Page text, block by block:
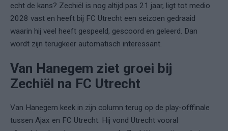
echt de kans? Zechiël is nog altijd pas 21 jaar, ligt tot medio
2028 vast en heeft bij FC Utrecht een seizoen gedraaid
waarin hij veel heeft gespeeld, gescoord en geleerd. Dan
wordt zijn terugkeer automatisch interessant.
Van Hanegem ziet groei bij
Zechiël na FC Utrecht
Van Hanegem keek in zijn column terug op de play-offfinale
tussen Ajax en FC Utrecht. Hij vond Utrecht vooral